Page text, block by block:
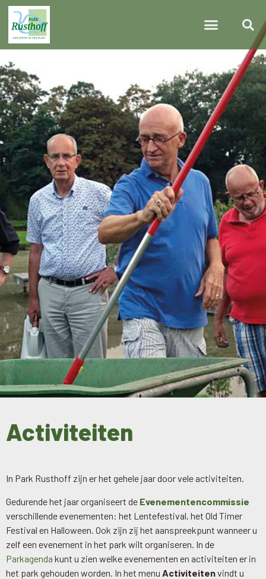
Activiteiten
In Park Rusthoff zijn er het gehele jaar door vele activiteiten.
Gedurende het jaar organiseert de Evenementencommissie
verschillende evenementen: het Lentefestival, het Old Timer
Festival en Halloween. Ook zijn zij het aanspreekpunt wanneer u
zelf een evenement in het park wilt organiseren. In de
Parkagenda kunt u zien welke evenementen en activiteiten er in
het park gehouden worden. In het menu Activiteitenvindt u